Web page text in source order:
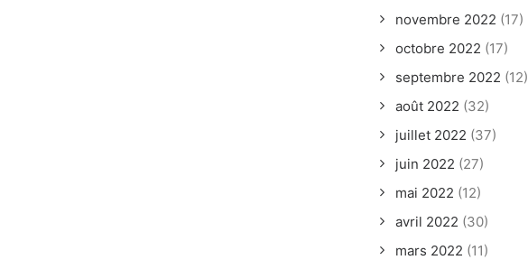
novembre 2022 (17)
octobre 2022 (17)
septembre 2022 (12)
août 2022 (32)
juillet 2022 (37)
juin 2022 (27)
mai 2022 (12)
avril 2022 (30)
mars 2022 (11)